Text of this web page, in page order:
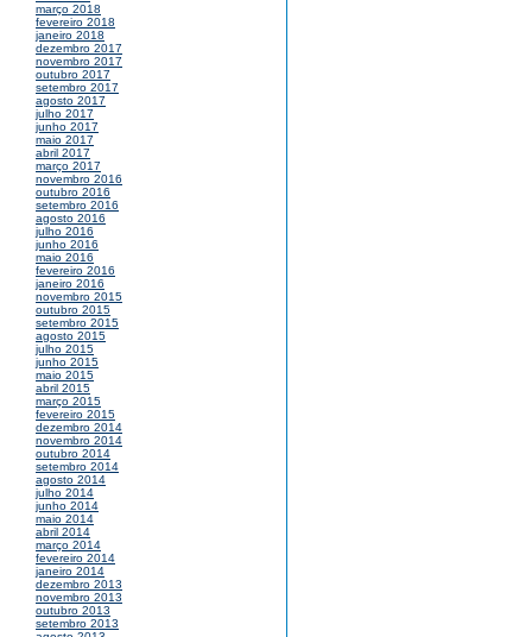
março 2018
fevereiro 2018
janeiro 2018
dezembro 2017
novembro 2017
outubro 2017
setembro 2017
agosto 2017
julho 2017
junho 2017
maio 2017
abril 2017
março 2017
novembro 2016
outubro 2016
setembro 2016
agosto 2016
julho 2016
junho 2016
maio 2016
fevereiro 2016
janeiro 2016
novembro 2015
outubro 2015
setembro 2015
agosto 2015
julho 2015
junho 2015
maio 2015
abril 2015
março 2015
fevereiro 2015
dezembro 2014
novembro 2014
outubro 2014
setembro 2014
agosto 2014
julho 2014
junho 2014
maio 2014
abril 2014
março 2014
fevereiro 2014
janeiro 2014
dezembro 2013
novembro 2013
outubro 2013
setembro 2013